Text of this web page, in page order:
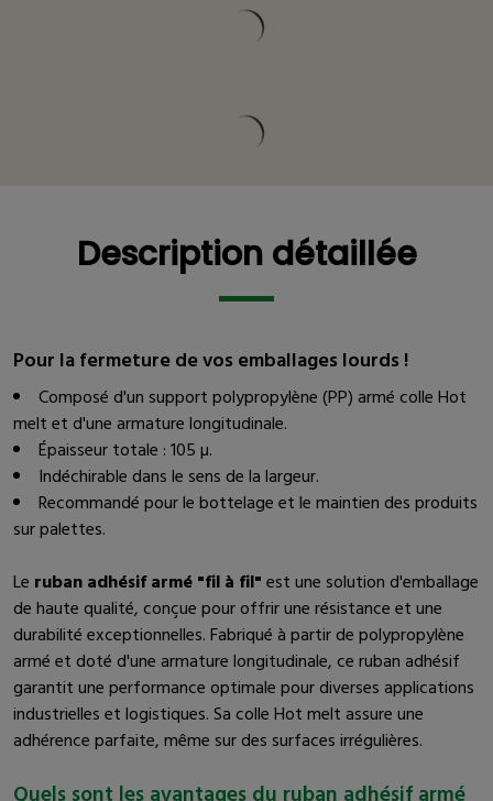
Description détaillée
Pour la fermeture de vos emballages lourds !
Composé d'un support polypropylène (PP) armé colle Hot
melt et d'une armature longitudinale.
Épaisseur totale : 105 µ.
Indéchirable dans le sens de la largeur.
Recommandé pour le bottelage et le maintien des produits
sur palettes.
Le ruban adhésif armé "fil à fil"est une solution d'emballage
de haute qualité, conçue pour offrir une résistance et une
durabilité exceptionnelles. Fabriqué à partir de polypropylène
armé et doté d'une armature longitudinale, ce ruban adhésif
garantit une performance optimale pour diverses applications
industrielles et logistiques. Sa colle Hot melt assure une
adhérence parfaite, même sur des surfaces irrégulières.